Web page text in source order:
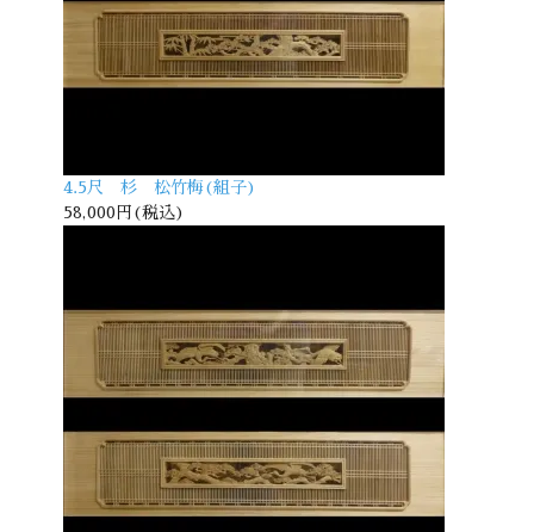
4.5尺 杉 松竹梅(組子)
58,000円(税込)